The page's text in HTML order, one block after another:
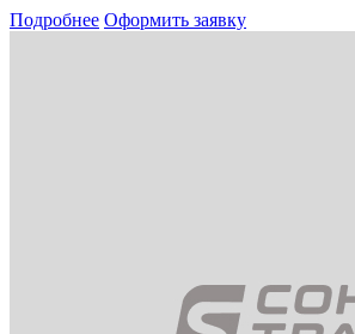
Подробнее Оформить заявку